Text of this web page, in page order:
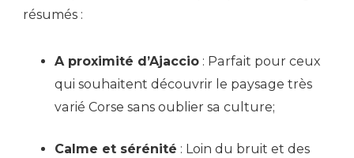
résumés :
A proximité d’Ajaccio : Parfait pour ceux
qui souhaitent découvrir le paysage très
varié Corse sans oublier sa culture;
Calme et sérénité : Loin du bruit et des